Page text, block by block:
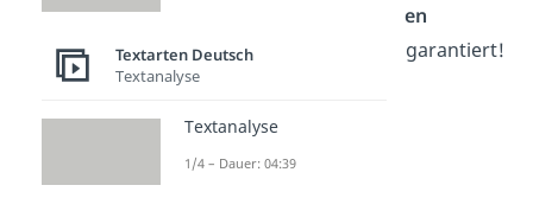
aufbauenden
Sprüchen
gelingt es dir garantiert!
Textarten Deutsch
Textanalyse
Textanalyse
1/4 – Dauer: 04:39